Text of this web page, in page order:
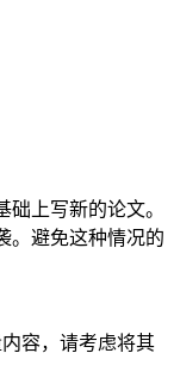
上写新的论文。
。避免这种情况的
容，请考虑将其